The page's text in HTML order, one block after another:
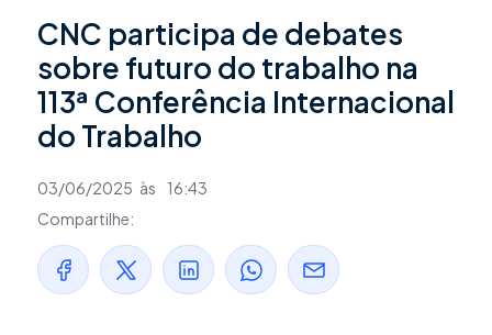
CNC participa de debates
sobre futuro do trabalho na
113ª Conferência Internacional
do Trabalho
03/06/2025 às
16:43
Compartilhe: